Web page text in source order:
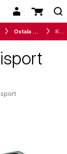
Ostala kolesarska oprema